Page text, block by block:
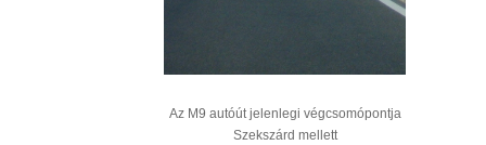
Az M9 autóút jelenlegi végcsomópontja
Szekszárd mellett